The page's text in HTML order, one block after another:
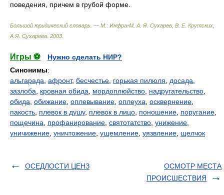
поведения, причем в грубой форме.
Большой юридический словарь. — М.: Инфра-М А. Я. Сухарев, В. Е. Крутских,
А.Я. Сухарева 2003
Игры ⚽
Нужно сделать НИР?
Синонимы:
альгарада афронт, бесчестье горькая пилюля досада
зазлоба
кровная обида мордоплюйство надругательство
обида обижание оплевывание оплеуха осквернение
пакость плевок в душу, плевок в лицо поношение поругание
пощечина
профанирование святотатство унижение
уничижение уничтожение ущемление уязвление щелчок
ОСЕДЛОСТИ ЦЕНЗ
ОСМОТР МЕСТА
ПРОИСШЕСТВИЯ